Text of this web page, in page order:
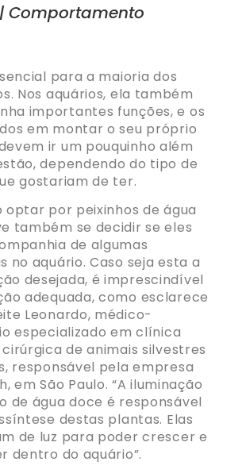
Comportamento
para a maioria dos
Nos aquários, ela também
importantes funções, e os
em montar o seu próprio
ir um pouquinho além
dependendo do tipo de
gostariam de ter.
optar por peixinhos de água
também se decidir se eles
de algumas
no aquário. Caso seja esta a
desejada, é imprescindível
adequada, como esclarece
Leonardo, médico-
especializado em clínica
de animais silvestres
responsável pela empresa
em São Paulo. “A iluminação
de água doce é responsável
destas plantas. Elas
de luz para poder crescer e
dentro do aquário”.